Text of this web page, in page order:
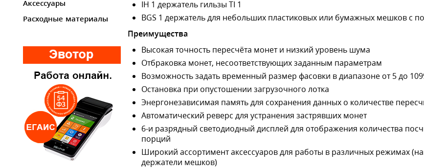
Аксессуары
Расходные материалы
IH 1 держатель гильзы TI 1
BGS 1 держатель для небольших пластиковых или бумажных мешков с
Преимущества
Высокая точность пересчёта монет и низкий уровень шума
Отбраковка монет, несоответствующих заданным параметрам
Возможность задать временный размер фасовки в диапазоне от 5 до
Остановка при опустошении загрузочного лотка
Энергонезависимая память для сохранения данных о количестве
Автоматический реверс для устранения застрявших монет
6-и разрядный cветодиодный дисплей для отображения количества
порций
Широкий ассортимент аксессуаров для работы в различных режимах
держатели мешков)